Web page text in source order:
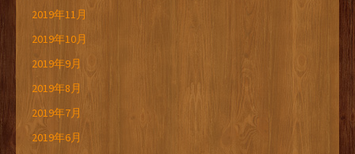
2019年11月
2019年10月
2019年9月
2019年8月
2019年7月
2019年6月